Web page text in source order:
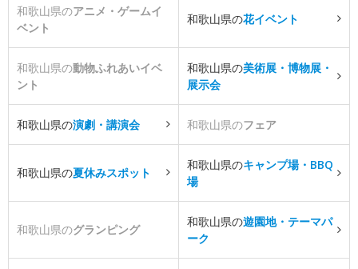
和歌山県のアニメ・ゲームイ
ベント
和歌山県の花イベント
和歌山県の動物ふれあいイベ
ント
和歌山県の美術展・博物展・
展示会
和歌山県の演劇・講演会 和歌山県のフェア
和歌山県の夏休みスポット
和歌山県のキャンプ場・BBQ
場
和歌山県のグランピング
和歌山県の遊園地・テーマパ
ーク